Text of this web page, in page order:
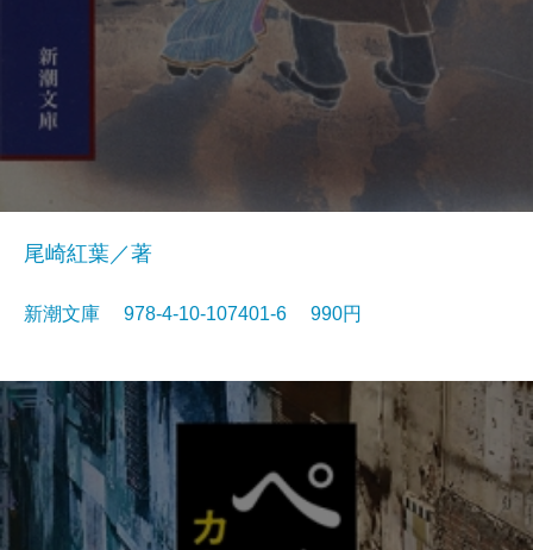
尾崎紅葉／著
新潮文庫 978-4-10-107401-6 990円